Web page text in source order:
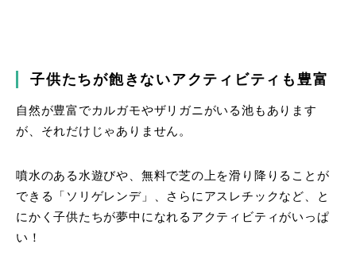
子供たちが飽きないアクティビティも豊富
自然が豊富でカルガモやザリガニがいる池もあります
が、それだけじゃありません。
噴水のある水遊びや、無料で芝の上を滑り降りることが
できる「ソリゲレンデ」、さらにアスレチックなど、と
にかく子供たちが夢中になれるアクティビティがいっぱ
い！